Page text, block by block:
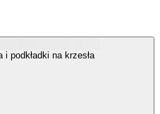
podkładki na krzesła